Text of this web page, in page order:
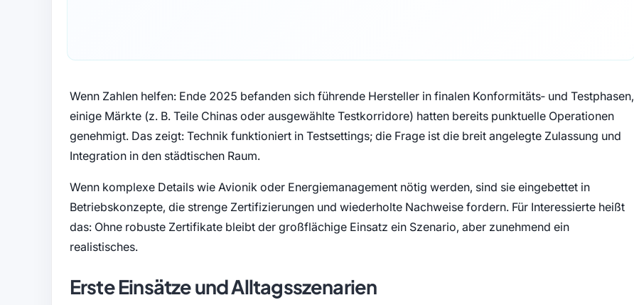
Wenn Zahlen helfen: Ende 2025 befanden sich führende Hersteller in finalen Konformitäts‑ und Testphasen,
einige Märkte (z. B. Teile Chinas oder ausgewählte Testkorridore) hatten bereits punktuelle Operationen
genehmigt. Das zeigt: Technik funktioniert in Testsettings; die Frage ist die breit angelegte Zulassung und
Integration in den städtischen Raum.
Wenn komplexe Details wie Avionik oder Energiemanagement nötig werden, sind sie eingebettet in
Betriebskonzepte, die strenge Zertifizierungen und wiederholte Nachweise fordern. Für Interessierte heißt
das: Ohne robuste Zertifikate bleibt der großflächige Einsatz ein Szenario, aber zunehmend ein
realistisches.
Erste Einsätze und Alltagsszenarien